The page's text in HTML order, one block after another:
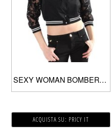
SEXY WOMAN BOMBER MADE IN ITALY DONNA NERO
ACQUISTA SU: PRICY IT